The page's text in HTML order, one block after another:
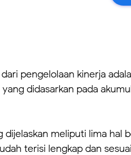
pengelolaan kinerja
didasarkan pada
dijelaskan meliputi lima hal
terisi lengkap dan